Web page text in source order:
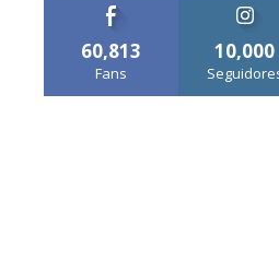
60,813
Fans
10,000